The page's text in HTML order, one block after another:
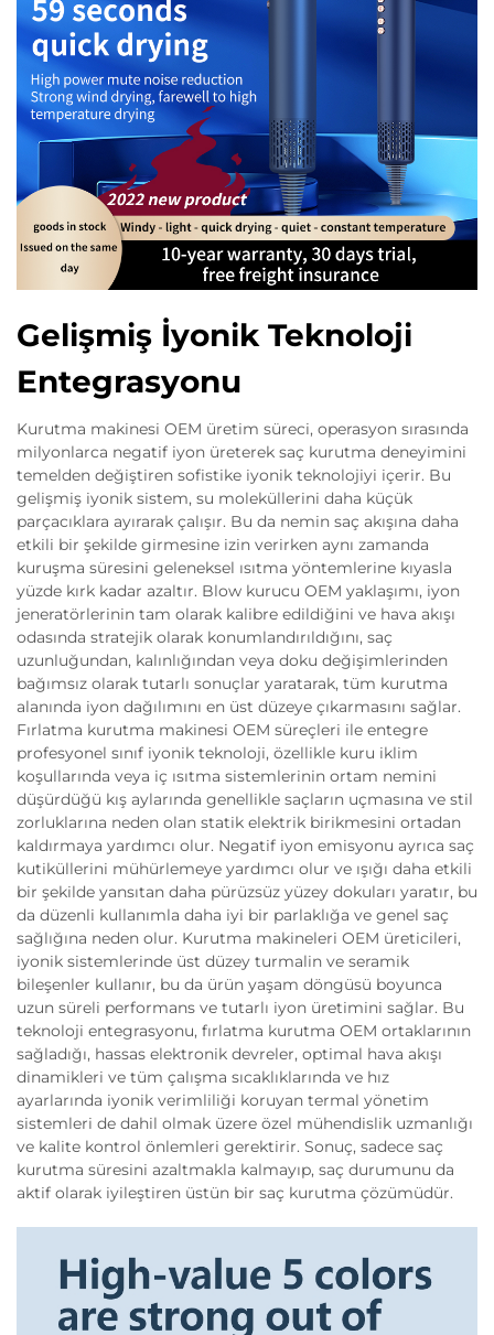
Gelişmiş İyonik Teknoloji
Entegrasyonu
Kurutma makinesi OEM üretim süreci, operasyon sırasında
milyonlarca negatif iyon üreterek saç kurutma deneyimini
temelden değiştiren sofistike iyonik teknolojiyi içerir. Bu
gelişmiş iyonik sistem, su moleküllerini daha küçük
parçacıklara ayırarak çalışır. Bu da nemin saç akışına daha
etkili bir şekilde girmesine izin verirken aynı zamanda
kuruşma süresini geleneksel ısıtma yöntemlerine kıyasla
yüzde kırk kadar azaltır. Blow kurucu OEM yaklaşımı, iyon
jeneratörlerinin tam olarak kalibre edildiğini ve hava akışı
odasında stratejik olarak konumlandırıldığını, saç
uzunluğundan, kalınlığından veya doku değişimlerinden
bağımsız olarak tutarlı sonuçlar yaratarak, tüm kurutma
alanında iyon dağılımını en üst düzeye çıkarmasını sağlar.
Fırlatma kurutma makinesi OEM süreçleri ile entegre
profesyonel sınıf iyonik teknoloji, özellikle kuru iklim
koşullarında veya iç ısıtma sistemlerinin ortam nemini
düşürdüğü kış aylarında genellikle saçların uçmasına ve stil
zorluklarına neden olan statik elektrik birikmesini ortadan
kaldırmaya yardımcı olur. Negatif iyon emisyonu ayrıca saç
kutiküllerini mühürlemeye yardımcı olur ve ışığı daha etkili
bir şekilde yansıtan daha pürüzsüz yüzey dokuları yaratır, bu
da düzenli kullanımla daha iyi bir parlaklığa ve genel saç
sağlığına neden olur. Kurutma makineleri OEM üreticileri,
iyonik sistemlerinde üst düzey turmalin ve seramik
bileşenler kullanır, bu da ürün yaşam döngüsü boyunca
uzun süreli performans ve tutarlı iyon üretimini sağlar. Bu
teknoloji entegrasyonu, fırlatma kurutma OEM ortaklarının
sağladığı, hassas elektronik devreler, optimal hava akışı
dinamikleri ve tüm çalışma sıcaklıklarında ve hız
ayarlarında iyonik verimliliği koruyan termal yönetim
sistemleri de dahil olmak üzere özel mühendislik uzmanlığı
ve kalite kontrol önlemleri gerektirir. Sonuç, sadece saç
kurutma süresini azaltmakla kalmayıp, saç durumunu da
aktif olarak iyileştiren üstün bir saç kurutma çözümüdür.